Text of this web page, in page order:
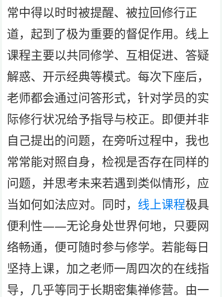
常中得以时时被提醒、被拉回修行正
道，起到了极为重要的督促作用。线上
课程主要以共同修学、互相促进、答疑
解惑、开示经典等模式。每次下座后，
老师都会通过问答形式，针对学员的实
际修行状况给予指导与校正。即便并非
自己提出的问题，在旁听过程中，我也
常常能对照自身，检视是否存在同样的
问题，并思考未来若遇到类似情形，应
当如何如法应对。同时， 线上课程极具
便利性——无论身处世界何地，只要网
络畅通，便可随时参与修学。若能每日
坚持上课，加之老师一周四次的在线指
导，几乎等同于长期密集禅修营。由一